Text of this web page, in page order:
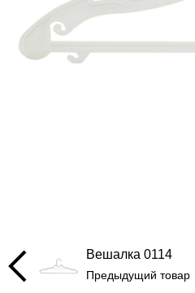
Вешалка 0114
Предыдущий товар